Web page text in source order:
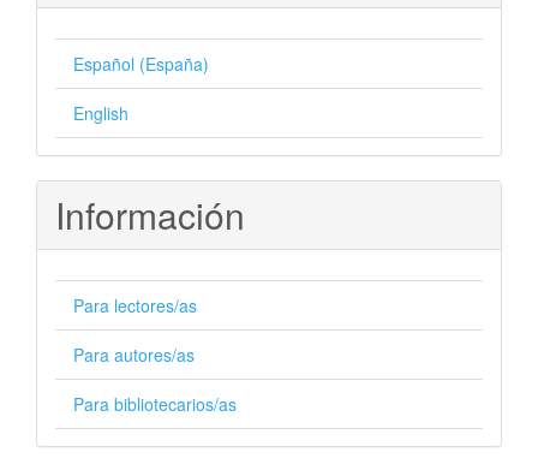
Español (España)
English
Información
Para lectores/as
Para autores/as
Para bibliotecarios/as